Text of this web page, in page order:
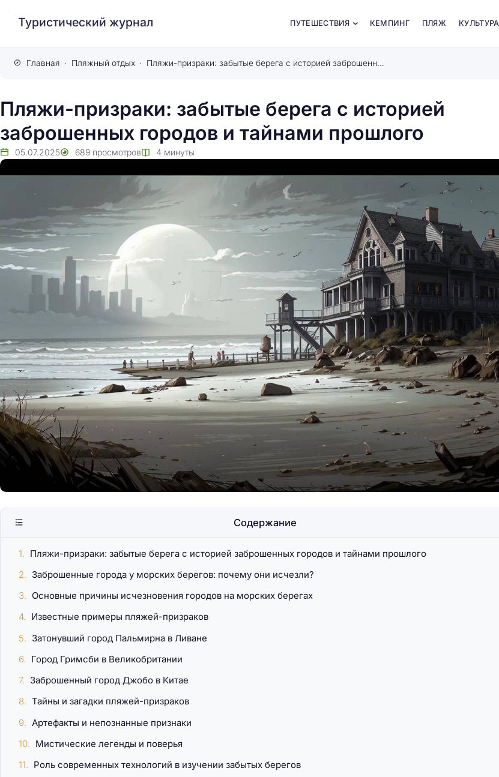
Туристический журнал ПУТЕШЕСТВИЯ КЕМПИНГ ПЛЯЖ КУЛЬТУРА
Главная Пляжный отдых Пляжи-призраки: забытые берега с историей заброшенных городов и тайнами прошлого
Пляжи-призраки: забытые берега с историей
заброшенных городов и тайнами прошлого
05.07.2025 689 просмотров 4 минуты
Содержание
Пляжи-призраки: забытые берега с историей заброшенных городов и тайнами прошлого
Заброшенные города у морских берегов: почему они исчезли?
Основные причины исчезновения городов на морских берегах
Известные примеры пляжей-призраков
Затонувший город Пальмирна в Ливане
Город Гримсби в Великобритании
Заброшенный город Джобо в Китае
Тайны и загадки пляжей-призраков
Артефакты и непознанные признаки
Мистические легенды и поверья
Роль современных технологий в изучении забытых берегов
Марокко: путешествие по
Марокко: путешествие по
Сахаре на джипах